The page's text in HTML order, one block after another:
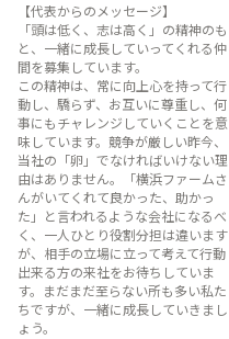
【代表からのメッセージ】
「頭は低く、志は高く」の精神のも
と、一緒に成長していってくれる仲
間を募集しています。
この精神は、常に向上心を持って行
動し、驕らず、お互いに尊重し、何
事にもチャレンジしていくことを意
味しています。競争が厳しい昨今、
当社の「卵」でなければいけない理
由はありません。「横浜ファームさ
んがいてくれて良かった、助かっ
た」と言われるような会社になるべ
く、一人ひとり役割分担は違います
が、相手の立場に立って考えて行動
出来る方の来社をお待ちしていま
す。まだまだ至らない所も多い私た
ちですが、一緒に成長していきまし
ょう。